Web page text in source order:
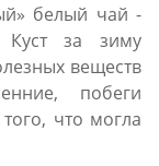
белый чай -
Куст за зиму
веществ
побеги
что могла